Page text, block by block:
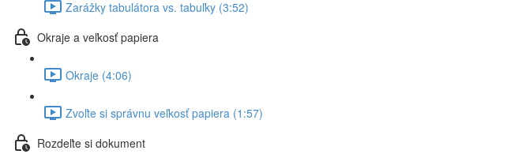
Zarážky tabulátora vs. tabuľky (3:52)
Okraje a veľkosť papiera
Okraje (4:06)
Zvoľte si správnu veľkosť papiera (1:57)
Rozdeľte si dokument